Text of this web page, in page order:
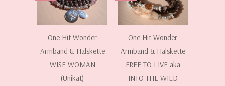
One-Hit-Wonder
Armband & Halskette
WISE WOMAN
(Unikat)
One-Hit-Wonder
Armband & Halskette
FREE TO LIVE aka
INTO THE WILD